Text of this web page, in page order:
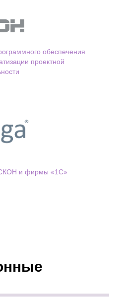
обеспечения
проектной
и фирмы «1С»